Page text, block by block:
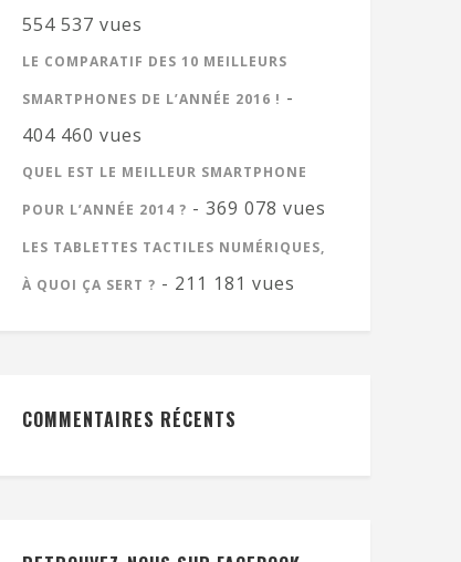
554 537 vues
LE COMPARATIF DES 10 MEILLEURS
SMARTPHONES DE L’ANNÉE 2016 ! -
404 460 vues
QUEL EST LE MEILLEUR SMARTPHONE
POUR L’ANNÉE 2014 ? - 369 078 vues
LES TABLETTES TACTILES NUMÉRIQUES,
À QUOI ÇA SERT ? - 211 181 vues
COMMENTAIRES RÉCENTS